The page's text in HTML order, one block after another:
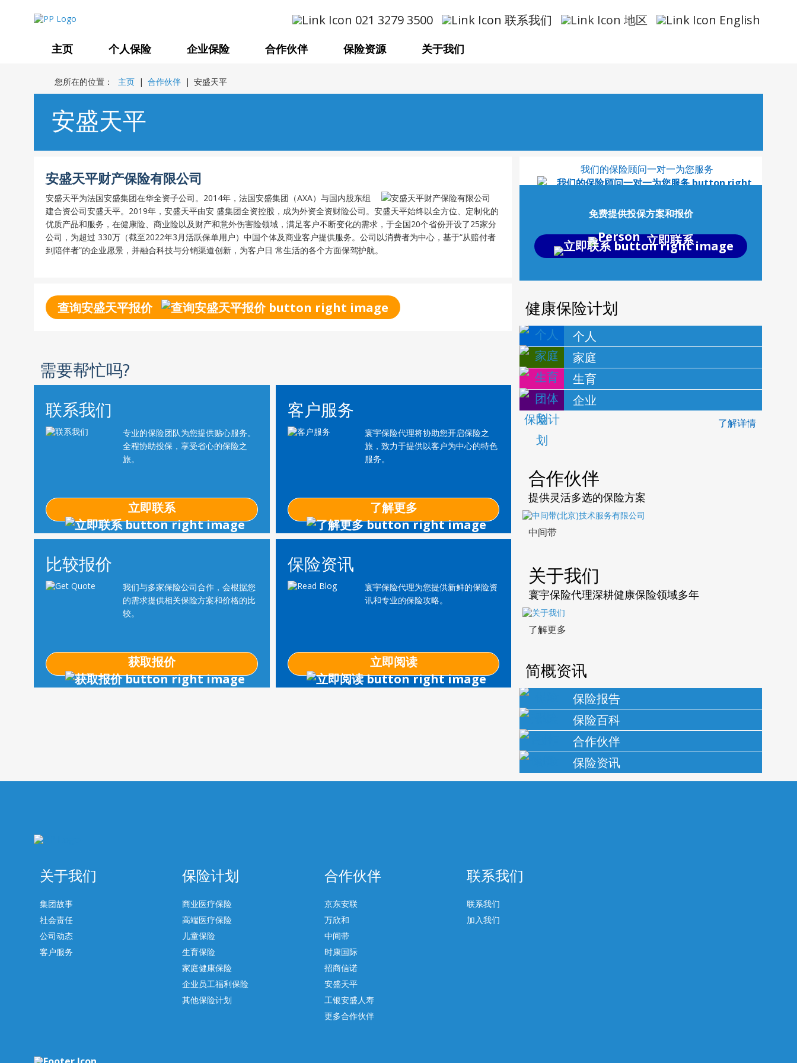
021 3279 3500 联系我们 地区 English
主页 个人保险 企业保险 合作伙伴 保险资源 关于我们
您所在的位置： 主页 | 合作伙伴 | 安盛天平
安盛天平
安盛天平财产保险有限公司
安盛天平为法国安盛集团在华全资子公司。2014年，法国安盛集团（AXA）与国内股东组
建合资公司安盛天平。2019年，安盛天平由安 盛集团全资控股，成为外资全资财险公司。安盛天平始终以全方位、定制化的
优质产品和服务，在健康险、商业险以及财产和意外伤害险领域，满足客户不断变化的需求，于全国20个省份开设了25家分
公司，为超过 330万（截至2022年3月活跃保单用户）中国个体及商业客户提供服务。公司以消费者为中心，基于“从赔付者
到陪伴者”的企业愿景，并融合科技与分销渠道创新，为客户日 常生活的各个方面保驾护航。
查询安盛天平报价
需要帮忙吗?
联系我们
专业的保险团队为您提供贴心服务。
全程协助投保，享受省心的保险之
旅。
立即联系
客户服务
寰宇保险代理将协助您开启保险之
旅，致力于提供以客户为中心的特色
服务。
了解更多
比较报价
我们与多家保险公司合作，会根据您
的需求提供相关保险方案和价格的比
较。
获取报价
保险资讯
寰宇保险代理为您提供新鲜的保险资
讯和专业的保险攻略。
立即阅读
我们的保险顾问一对一为您服务
免费提供投保方案和报价
立即联系
健康保险计划
个人
家庭
生育
企业
了解详情
合作伙伴
提供灵活多选的保险方案
中间带
关于我们
寰宇保险代理深耕健康保险领域多年
了解更多
简概资讯
保险报告
保险百科
合作伙伴
保险资讯
关于我们
集团故事
社会责任
公司动态
客户服务
保险计划
商业医疗保险
高端医疗保险
儿童保险
生育保险
家庭健康保险
企业员工福利保险
其他保险计划
合作伙伴
京东安联
万欣和
中间带
时康国际
招商信诺
安盛天平
工银安盛人寿
更多合作伙伴
联系我们
联系我们
加入我们